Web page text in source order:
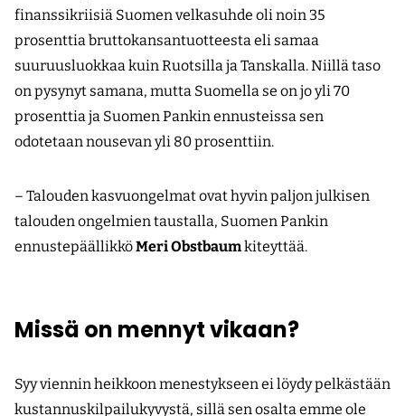
finanssi­kriisiä Suomen velkasuhde oli noin 35
prosenttia bruttokansantuotteesta eli samaa
suuruusluokkaa kuin Ruotsilla ja Tanskalla. Niillä taso
on pysynyt samana, mutta Suomella se on jo yli 70
prosenttia ja Suomen Pankin ennusteissa sen
odotetaan nousevan yli 80 prosenttiin.
– Talouden kasvuongelmat ovat hyvin paljon julkisen
talouden ongelmien taustalla, Suomen Pankin
ennustepäällikköMeri Obstbaumkiteyttää.
Missä on mennyt vikaan?
Syy viennin heikkoon menestykseen ei löydy pelkästään
kustannuskilpailukyvystä, sillä sen osalta emme ole